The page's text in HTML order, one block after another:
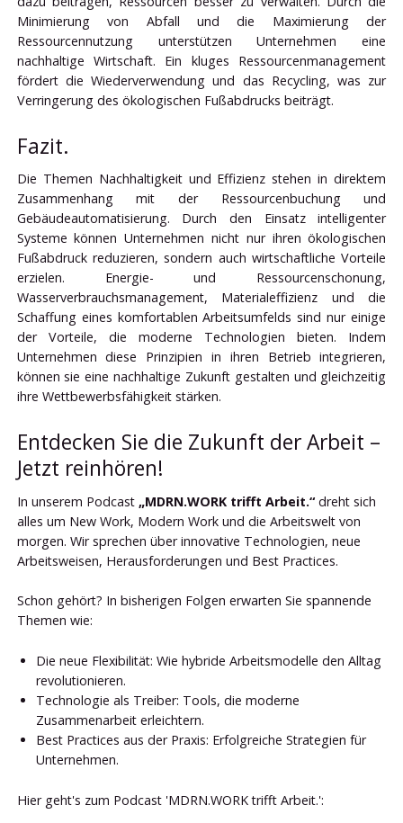
Minimierung von Abfall und die Maximierung der
Ressourcennutzung unterstützen Unternehmen eine
nachhaltige Wirtschaft. Ein kluges Ressourcenmanagement
fördert die Wiederverwendung und das Recycling, was zur
Verringerung des ökologischen Fußabdrucks beiträgt.
Fazit.
Die Themen Nachhaltigkeit und Effizienz stehen in direktem
Zusammenhang mit der Ressourcenbuchung und
Gebäudeautomatisierung. Durch den Einsatz intelligenter
Systeme können Unternehmen nicht nur ihren ökologischen
Fußabdruck reduzieren, sondern auch wirtschaftliche Vorteile
erzielen. Energie- und Ressourcenschonung,
Wasserverbrauchsmanagement, Materialeffizienz und die
Schaffung eines komfortablen Arbeitsumfelds sind nur einige
der Vorteile, die moderne Technologien bieten. Indem
Unternehmen diese Prinzipien in ihren Betrieb integrieren,
können sie eine nachhaltige Zukunft gestalten und gleichzeitig
ihre Wettbewerbsfähigkeit stärken.
Entdecken Sie die Zukunft der Arbeit –
Jetzt reinhören!
In unserem Podcast „MDRN.WORK trifft Arbeit.“dreht sich
alles um New Work, Modern Work und die Arbeitswelt von
morgen. Wir sprechen über innovative Technologien, neue
Arbeitsweisen, Herausforderungen und Best Practices.
Schon gehört? In bisherigen Folgen erwarten Sie spannende
Themen wie:
Die neue Flexibilität: Wie hybride Arbeitsmodelle den Alltag
revolutionieren.
Technologie als Treiber: Tools, die moderne
Zusammenarbeit erleichtern.
Best Practices aus der Praxis: Erfolgreiche Strategien für
Unternehmen.
Hier geht's zum Podcast 'MDRN.WORK trifft Arbeit.':